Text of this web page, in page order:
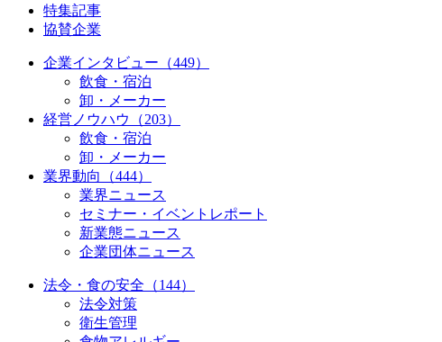
特集記事
協賛企業
企業インタビュー（449）
飲食・宿泊
卸・メーカー
経営ノウハウ（203）
飲食・宿泊
卸・メーカー
業界動向（444）
業界ニュース
セミナー・イベントレポート
新業態ニュース
企業団体ニュース
法令・食の安全（144）
法令対策
衛生管理